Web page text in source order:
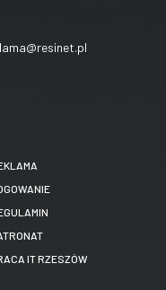
IT RZESZÓW